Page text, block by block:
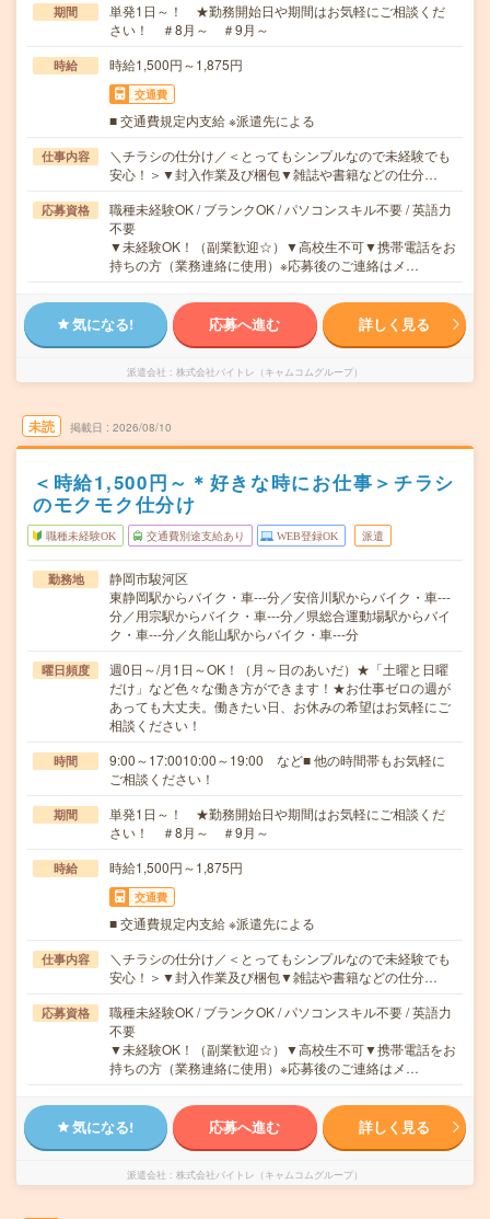
期間
単発1日～！ ★勤務開始日や期間はお気軽にご相談くだ
さい！ ＃8月～ ＃9月～
時給 時給1,500円～1,875円
交通費
■ 交通費規定内支給 ※派遣先による
仕事内容
＼チラシの仕分け／＜とってもシンプルなので未経験でも
安心！＞▼封入作業及び梱包▼雑誌や書籍などの仕分…
応募資格
職種未経験OK / ブランクOK / パソコンスキル不要 / 英語力
不要
▼未経験OK！（副業歓迎☆）▼高校生不可▼携帯電話をお
持ちの方（業務連絡に使用）※応募後のご連絡はメ…
気になる! 応募へ進む 詳しく見る
派遣会社 株式会社バイトレ（キャムコムグループ）
未読 掲載日 2026/08/10
＜時給1,500円～＊好きな時にお仕事＞チラシ
のモクモク仕分け
職種未経験OK 交通費別途支給あり WEB登録OK 派遣
勤務地
静岡市駿河区
東静岡駅からバイク・車---分／安倍川駅からバイク・車---
分／用宗駅からバイク・車---分／県総合運動場駅からバイ
ク・車---分／久能山駅からバイク・車---分
曜日頻度
週0日～/月1日～OK！（月～日のあいだ）★「土曜と日曜
だけ」など色々な働き方ができます！★お仕事ゼロの週が
あっても大丈夫。働きたい日、お休みの希望はお気軽にご
相談ください！
時間
9:00～17:0010:00～19:00 など■ 他の時間帯もお気軽に
ご相談ください！
期間
単発1日～！ ★勤務開始日や期間はお気軽にご相談くだ
さい！ ＃8月～ ＃9月～
時給 時給1,500円～1,875円
交通費
■ 交通費規定内支給 ※派遣先による
仕事内容
＼チラシの仕分け／＜とってもシンプルなので未経験でも
安心！＞▼封入作業及び梱包▼雑誌や書籍などの仕分…
応募資格
職種未経験OK / ブランクOK / パソコンスキル不要 / 英語力
不要
▼未経験OK！（副業歓迎☆）▼高校生不可▼携帯電話をお
持ちの方（業務連絡に使用）※応募後のご連絡はメ…
気になる! 応募へ進む 詳しく見る
派遣会社 株式会社バイトレ（キャムコムグループ）